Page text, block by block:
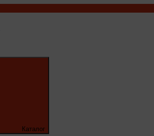
Каталог